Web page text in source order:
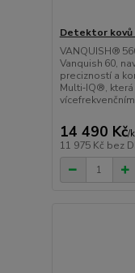
Detektor kovů
VANQUISH®
Vanquish 60,
precizností a
Multi‑IQ®,
14 490 Kč/
11 975 Kč bez